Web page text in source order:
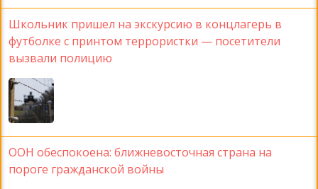
Школьник пришел на экскурсию в концлагерь в
футболке с принтом террористки — посетители
вызвали полицию
ООН обеспокоена: ближневосточная страна на
пороге гражданской войны